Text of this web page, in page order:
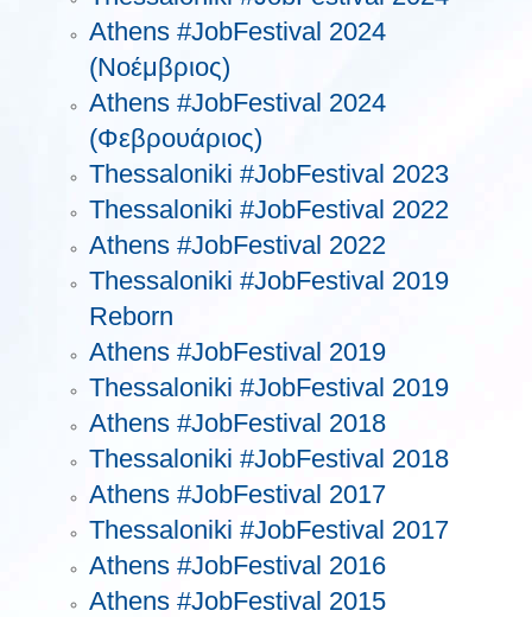
Athens #JobFestival 2024
(Νοέμβριος)
Athens #JobFestival 2024
(Φεβρουάριος)
Thessaloniki #JobFestival 2023
Thessaloniki #JobFestival 2022
Athens #JobFestival 2022
Thessaloniki #JobFestival 2019
Reborn
Athens #JobFestival 2019
Thessaloniki #JobFestival 2019
Athens #JobFestival 2018
Thessaloniki #JobFestival 2018
Athens #JobFestival 2017
Τhessaloniki #JobFestival 2017
Athens #JobFestival 2016
Athens #JobFestival 2015